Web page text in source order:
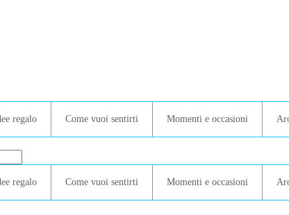
regalo Come vuoi sentirti Momenti e occasioni
regalo Come vuoi sentirti Momenti e occasioni